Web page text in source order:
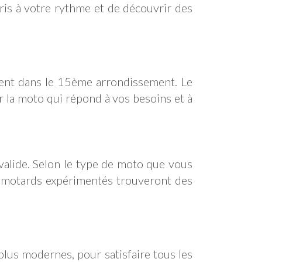
à votre rythme et de découvrir des
dans le 15ème arrondissement. Le
moto qui répond à vos besoins et à
Selon le type de moto que vous
expérimentés trouveront des
modernes, pour satisfaire tous les